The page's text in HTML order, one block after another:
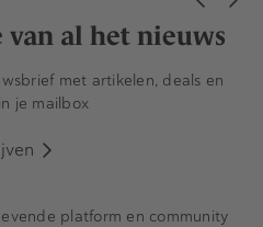
al het nieuws
met artikelen, deals en
je mailbox
platform en community